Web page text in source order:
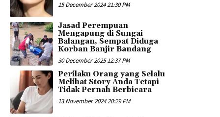
15 December 2024 21:30 PM
Jasad Perempuan
Mengapung di Sungai
Balangan, Sempat Diduga
Korban Banjir Bandang
30 December 2025 12:37 PM
Perilaku Orang yang Selalu
Melihat Story Anda Tetapi
Tidak Pernah Berbicara
13 November 2024 20:29 PM